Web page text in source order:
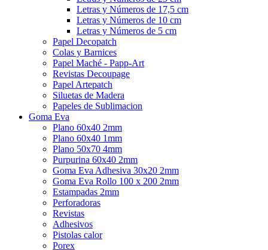
Letras y Números de 17,5 cm
Letras y Números de 10 cm
Letras y Números de 5 cm
Papel Decopatch
Colas y Barnices
Papel Maché - Papp-Art
Revistas Decoupage
Papel Artepatch
Siluetas de Madera
Papeles de Sublimacion
Goma Eva
Plano 60x40 2mm
Plano 60x40 1mm
Plano 50x70 4mm
Purpurina 60x40 2mm
Goma Eva Adhesiva 30x20 2mm
Goma Eva Rollo 100 x 200 2mm
Estampadas 2mm
Perforadoras
Revistas
Adhesivos
Pistolas calor
Porex